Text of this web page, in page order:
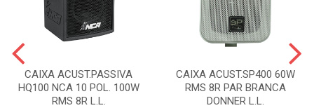
CAIXA ACUST.PASSIVA
HQ100 NCA 10 POL. 100W
RMS 8R L.L.
CAIXA ACUST.SP400 60W
RMS 8R PAR BRANCA
DONNER L.L.